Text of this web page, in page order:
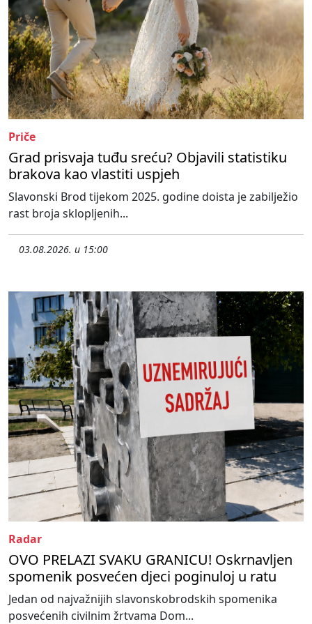
Priče
Grad prisvaja tuđu sreću? Objavili statistiku
brakova kao vlastiti uspjeh
Slavonski Brod tijekom 2025. godine doista je zabilježio
rast broja sklopljenih...
03.08.2026. u 15:00
Radar
OVO PRELAZI SVAKU GRANICU! Oskrnavljen
spomenik posvećen djeci poginuloj u ratu
Jedan od najvažnijih slavonskobrodskih spomenika
posvećenih civilnim žrtvama Dom...